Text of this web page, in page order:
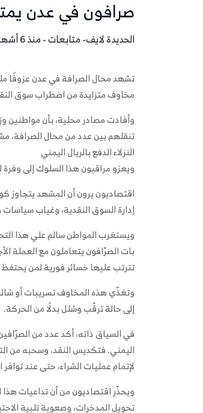
صرافون في عدن
الحديدة لايف- متابعات - منذ 6 أشهر
تشهد محال الصرافة في عدن عزوفًا
مخاوف متزايدة من اضطراب سوق
وأفادت مصادر محلية، بأن مواطنين
تنقلهم بين عدد من محال الصرافة،
النزلاء الدفع بالريال اليمني
ويعزو مراقبون هذا السلوك إلى
اقتصاديون يرون أن المشهد يتجاوز
إدارة السوق النقدية، وغياب
ويستغرب المواطن سالم علي هذا
بات الصرّافون يتعاملون مع العملة
تترتب عليها خسائر فورية لمن
وتغذّي هذه المخاوف تسريبات أو
إلى حالة ترقّب وشلل بدلًا من الحركة.
في السياق ذاته، أكد عدد من
اليمني. فتكديس النقد، وسحبه من
لإتمام عمليات الشراء، حتى عند توافر
ويحذّر اقتصاديون من أن تداعيات
تحويل المدخرات، وصعوبة تلبية